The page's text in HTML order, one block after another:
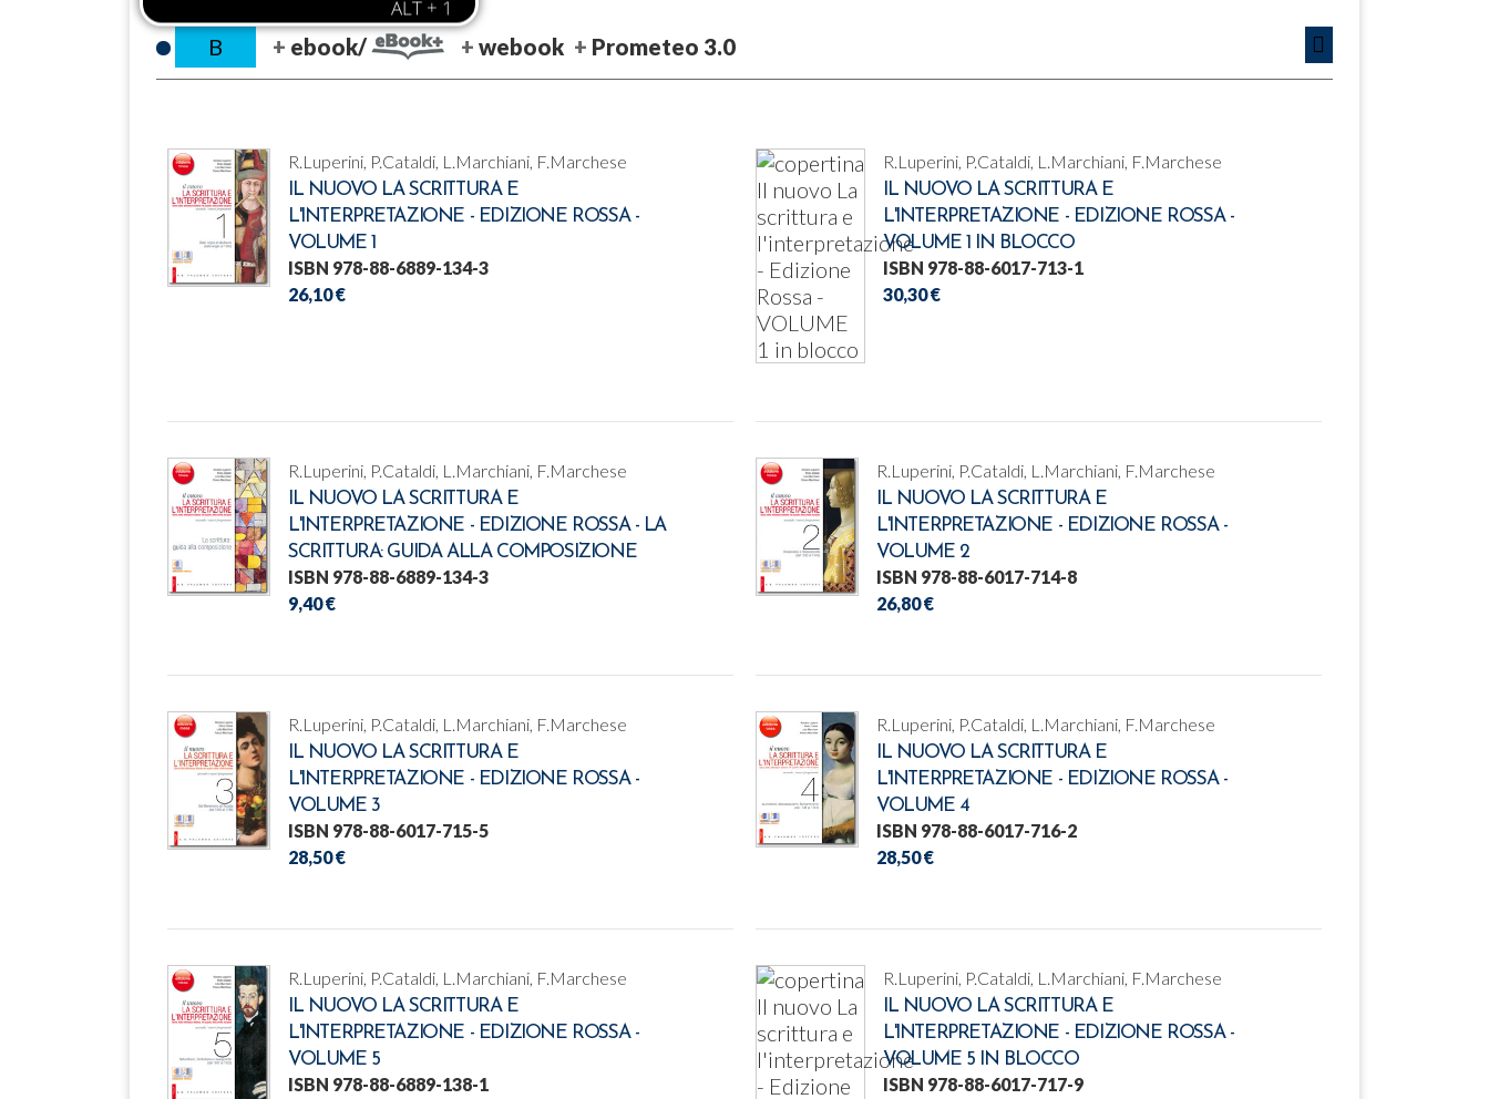
B ebook/ webook Prometeo 3.0
R.Luperini, P.Cataldi, L.Marchiani, F.Marchese
IL NUOVO LA SCRITTURA E
L'INTERPRETAZIONE - EDIZIONE ROSSA -
VOLUME 1
ISBN 978-88-6889-134-3
26,10 €
R.Luperini, P.Cataldi, L.Marchiani, F.Marchese
IL NUOVO LA SCRITTURA E
L'INTERPRETAZIONE - EDIZIONE ROSSA -
VOLUME 1 IN BLOCCO
ISBN 978-88-6017-713-1
30,30 €
R.Luperini, P.Cataldi, L.Marchiani, F.Marchese
IL NUOVO LA SCRITTURA E
L'INTERPRETAZIONE - EDIZIONE ROSSA - LA
SCRITTURA: GUIDA ALLA COMPOSIZIONE
ISBN 978-88-6889-134-3
9,40 €
R.Luperini, P.Cataldi, L.Marchiani, F.Marchese
IL NUOVO LA SCRITTURA E
L'INTERPRETAZIONE - EDIZIONE ROSSA -
VOLUME 2
ISBN 978-88-6017-714-8
26,80 €
R.Luperini, P.Cataldi, L.Marchiani, F.Marchese
IL NUOVO LA SCRITTURA E
L'INTERPRETAZIONE - EDIZIONE ROSSA -
VOLUME 3
ISBN 978-88-6017-715-5
28,50 €
R.Luperini, P.Cataldi, L.Marchiani, F.Marchese
IL NUOVO LA SCRITTURA E
L'INTERPRETAZIONE - EDIZIONE ROSSA -
VOLUME 4
ISBN 978-88-6017-716-2
28,50 €
R.Luperini, P.Cataldi, L.Marchiani, F.Marchese
IL NUOVO LA SCRITTURA E
L'INTERPRETAZIONE - EDIZIONE ROSSA -
VOLUME 5
ISBN 978-88-6889-138-1
R.Luperini, P.Cataldi, L.Marchiani, F.Marchese
IL NUOVO LA SCRITTURA E
L'INTERPRETAZIONE - EDIZIONE ROSSA -
VOLUME 5 IN BLOCCO
ISBN 978-88-6017-717-9